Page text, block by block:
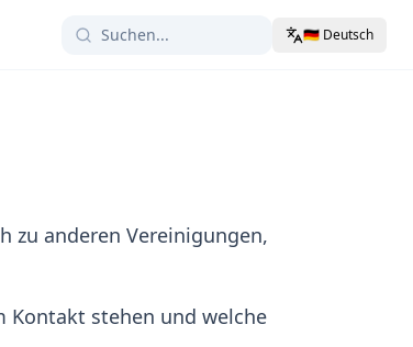
🇩🇪 Deutsch
zu anderen Vereinigungen,
Kontakt stehen und welche